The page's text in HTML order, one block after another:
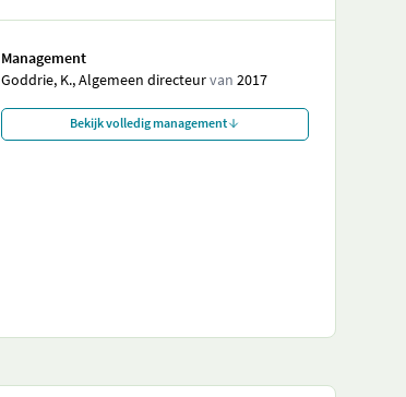
Management
Goddrie, K., Algemeen directeurvan 2017
Bekijk volledig management